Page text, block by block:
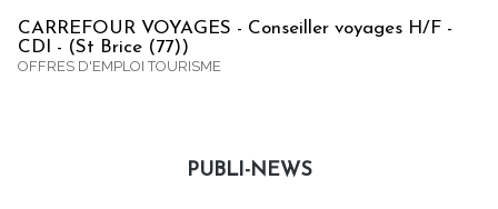
CARREFOUR VOYAGES - Conseiller voyages H/F -
CDI - (St Brice (77))
OFFRES D'EMPLOI TOURISME
PUBLI-NEWS